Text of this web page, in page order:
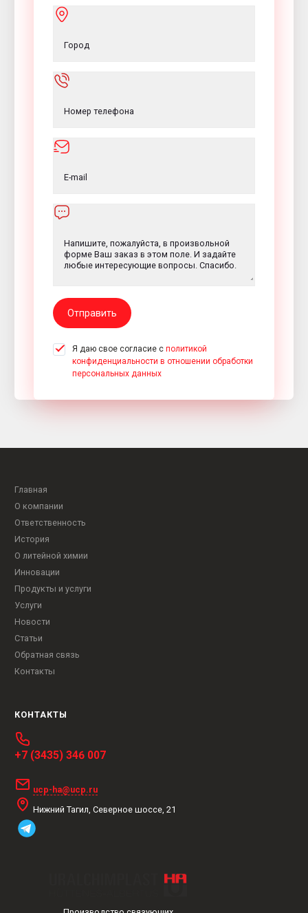
Отправить
Я даю свое согласие с политикой
конфиденциальности в отношении обработки
персональных данных
Главная
О компании
Ответственность
История
О литейной химии
Инновации
Продукты и услуги
Услуги
Новости
Статьи
Обратная связь
Контакты
КОНТАКТЫ
+7 (3435) 346 007
ucp-ha@ucp.ru
Нижний Тагил, Северное шоссе, 21